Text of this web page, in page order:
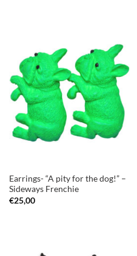
Earrings- “A pity for the dog!” –
Sideways Frenchie
€25,00